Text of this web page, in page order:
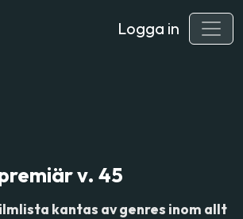
Logga in
v. 45
kantas av genres inom allt